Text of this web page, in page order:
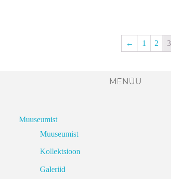
← 1 2 3
MENÜÜ
Muuseumist
Muuseumist
Kollektsioon
Galeriid